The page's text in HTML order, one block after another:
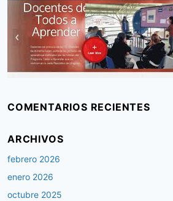
COMENTARIOS RECIENTES
ARCHIVOS
febrero 2026
enero 2026
octubre 2025